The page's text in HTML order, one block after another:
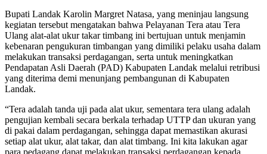
Bupati Landak Karolin Margret Natasa, yang meninjau langsung
kegiatan tersebut mengatakan bahwa Pelayanan Tera atau Tera
Ulang alat-alat ukur takar timbang ini bertujuan untuk menjamin
kebenaran pengukuran timbangan yang dimiliki pelaku usaha dalam
melakukan transaksi perdagangan, serta untuk meningkatkan
Pendapatan Asli Daerah (PAD) Kabupaten Landak melalui retribusi
yang diterima demi menunjang pembangunan di Kabupaten
Landak.
“Tera adalah tanda uji pada alat ukur, sementara tera ulang adalah
pengujian kembali secara berkala terhadap UTTP dan ukuran yang
di pakai dalam perdagangan, sehingga dapat memastikan akurasi
setiap alat ukur, alat takar, dan alat timbang. Ini kita lakukan agar